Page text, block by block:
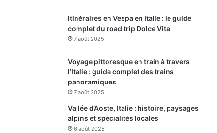
Itinéraires en Vespa en Italie : le guide
complet du road trip Dolce Vita
7 août 2025
Voyage pittoresque en train à travers
l’Italie : guide complet des trains
panoramiques
7 août 2025
Vallée d’Aoste, Italie : histoire, paysages
alpins et spécialités locales
6 août 2025